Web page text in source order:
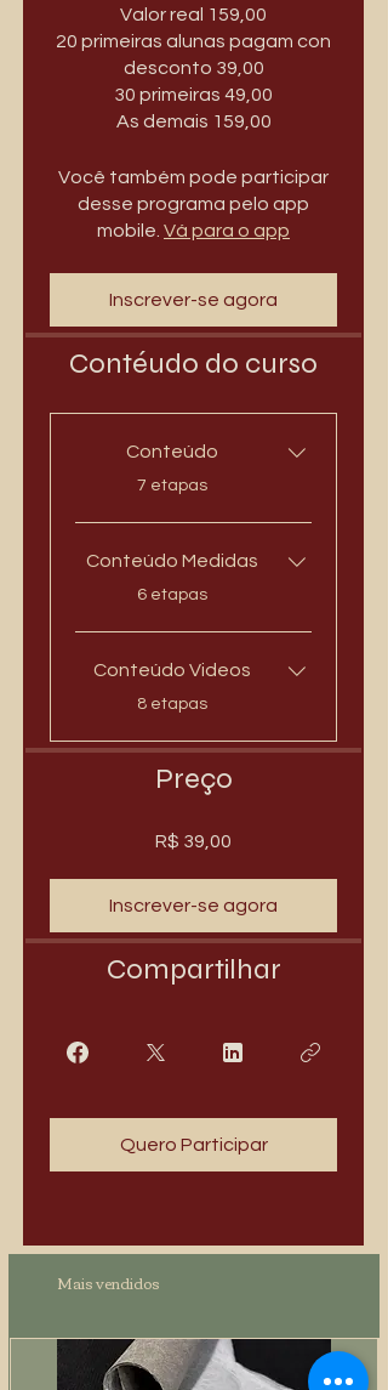
Valor real 159,00
20 primeiras alunas pagam con
desconto 39,00
30 primeiras 49,00
Você também pode participar
desse programa pelo app
mobile. Vá para o app
Inscrever-se agora
Contéudo do curso
Conteúdo
.
7 etapas
Conteúdo Medidas
.
6 etapas
Conteúdo Videos
.
8 etapas
Preço
R$ 39,00
Inscrever-se agora
Compartilhar
Quero Participar
Mais vendidos